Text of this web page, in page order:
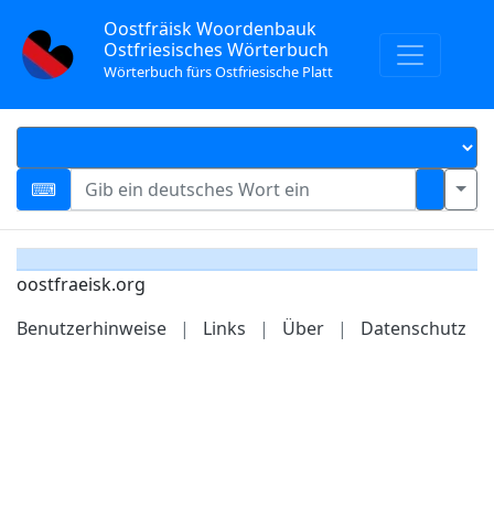
Oostfräisk Woordenbauk
Ostfriesisches Wörterbuch
Wörterbuch fürs Ostfriesische Platt
oostfraeisk.org
Benutzerhinweise
| Links | Über | Datenschutz